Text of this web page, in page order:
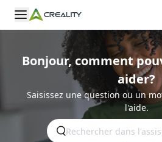
Bonjour, comment
aider?
Saisissez une question ou un
l'aide.